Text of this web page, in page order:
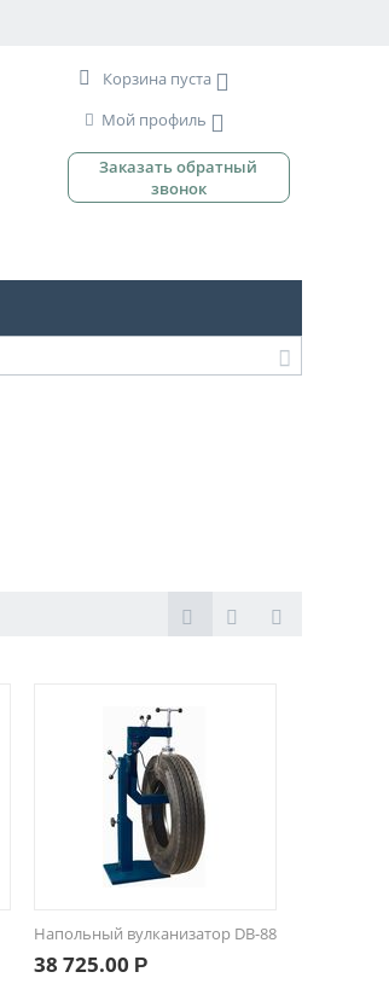
Корзина пуста
Мой профиль
Заказать обратный
звонок
Напольный вулканизатор DB-88
38 725.00 Р